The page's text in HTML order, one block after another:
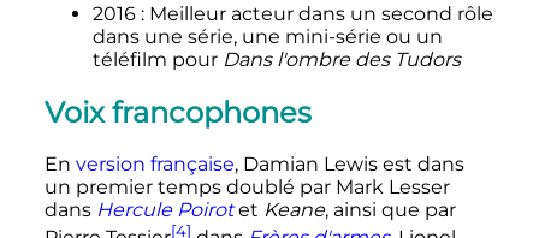
2016 : Meilleur acteur dans un second rôle
dans une série, une mini-série ou un
téléfilm pour Dans l'ombre des Tudors
Voix francophones
En version française, Damian Lewis est dans
un premier temps doublé par Mark Lesser
dans Hercule Poirotet Keane, ainsi que par
[4]